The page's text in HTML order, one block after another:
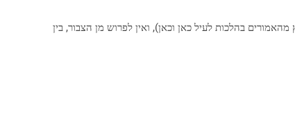
בהלכות לעיל כאן וכאן), ואין לפרוש מן הצבור, בין